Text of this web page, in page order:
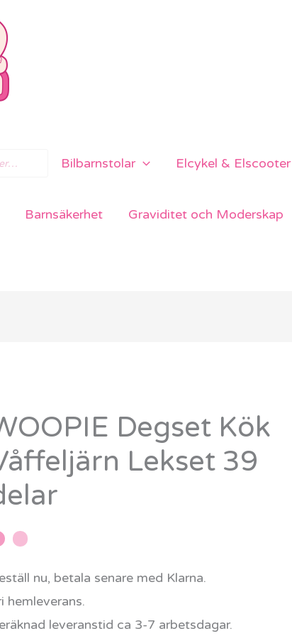
Bilbarnstolar Elcykel & Elscooter
Barnsäkerhet Graviditet och Moderskap
Degset Kök
Lekset 39
nu, betala senare med Klarna.
hemleverans.
leveranstid ca 3-7 arbetsdagar.